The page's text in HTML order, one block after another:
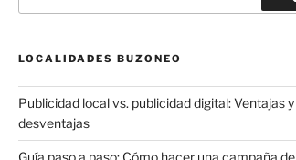
LOCALIDADES BUZONEO
Publicidad local vs. publicidad digital: Ventajas y
desventajas